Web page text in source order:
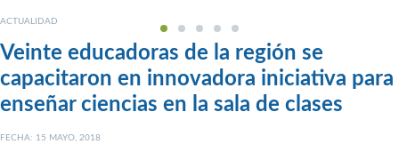
ACTUALIDAD
Veinte educadoras de la región se
capacitaron en innovadora iniciativa para
enseñar ciencias en la sala de clases
FECHA: 15 MAYO, 2018